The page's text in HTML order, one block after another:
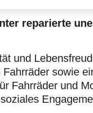
reparierte
und
sowie
Fahrräder und